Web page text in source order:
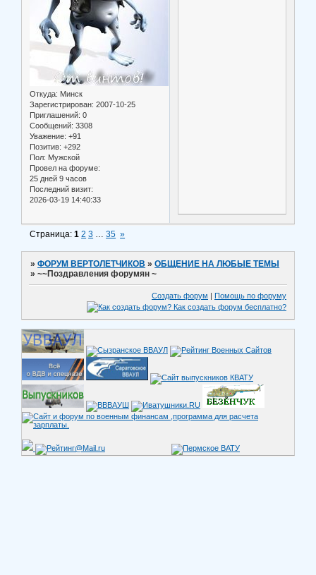
Откуда: Минск
Зарегистрирован: 2007-10-25
Приглашений: 0
Сообщений: 3308
Уважение: +91
Позитив: +292
Пол: Мужской
Провел на форуме:
25 дней 9 часов
Последний визит:
2026-03-19 14:40:33
Страница:1 2 3 … 35 »
»ФОРУМ ВЕРТОЛЕТЧИКОВ »ОБЩЕНИЕ НА ЛЮБЫЕ ТЕМЫ
»~~Поздравления форумян ~
Создать форум Помощь по форуму